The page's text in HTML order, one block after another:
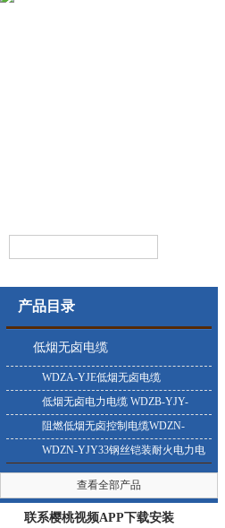
产品目录
低烟无卤电缆
WDZA-YJE低烟无卤电缆
低烟无卤电力电缆 WDZB-YJY-
0.6/1KV
阻燃低烟无卤控制电缆WDZN-
KYJY
WDZN-YJY33钢丝铠装耐火电力电
缆
查看全部产品
联系樱桃视频APP下载安装